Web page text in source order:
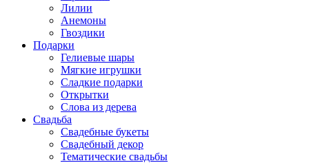
Лилии
Анемоны
Гвоздики
Подарки
Гелиевые шары
Мягкие игрушки
Сладкие подарки
Открытки
Слова из дерева
Свадьба
Свадебные букеты
Свадебный декор
Тематические свадьбы